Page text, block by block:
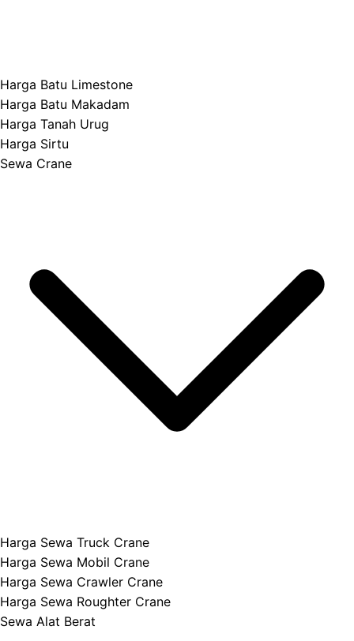
Harga Batu Limestone
Harga Batu Makadam
Harga Tanah Urug
Harga Sirtu
Sewa Crane
Harga Sewa Truck Crane
Harga Sewa Mobil Crane
Harga Sewa Crawler Crane
Harga Sewa Roughter Crane
Sewa Alat Berat